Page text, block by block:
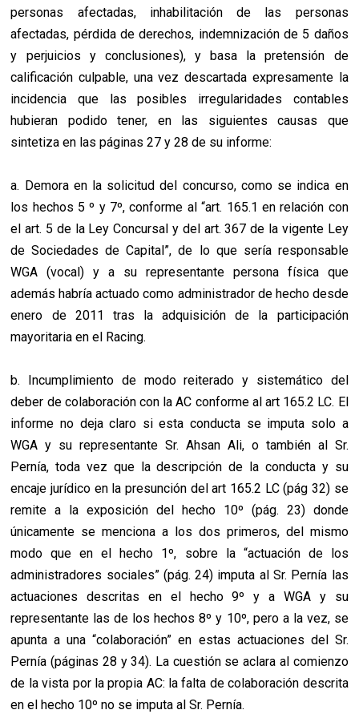
personas afectadas, inhabilitación de las personas
afectadas, pérdida de derechos, indemnización de 5 daños
y perjuicios y conclusiones), y basa la pretensión de
calificación culpable, una vez descartada expresamente la
incidencia que las posibles irregularidades contables
hubieran podido tener, en las siguientes causas que
sintetiza en las páginas 27 y 28 de su informe:
a. Demora en la solicitud del concurso, como se indica en
los hechos 5 º y 7º, conforme al “art. 165.1 en relación con
el art. 5 de la Ley Concursal y del art. 367 de la vigente Ley
de Sociedades de Capital”, de lo que sería responsable
WGA (vocal) y a su representante persona física que
además habría actuado como administrador de hecho desde
enero de 2011 tras la adquisición de la participación
mayoritaria en el Racing.
b. Incumplimiento de modo reiterado y sistemático del
deber de colaboración con la AC conforme al art 165.2 LC. El
informe no deja claro si esta conducta se imputa solo a
WGA y su representante Sr. Ahsan Ali, o también al Sr.
Pernía, toda vez que la descripción de la conducta y su
encaje jurídico en la presunción del art 165.2 LC (pág 32) se
remite a la exposición del hecho 10º (pág. 23) donde
únicamente se menciona a los dos primeros, del mismo
modo que en el hecho 1º, sobre la “actuación de los
administradores sociales” (pág. 24) imputa al Sr. Pernía las
actuaciones descritas en el hecho 9º y a WGA y su
representante las de los hechos 8º y 10º, pero a la vez, se
apunta a una “colaboración” en estas actuaciones del Sr.
Pernía (páginas 28 y 34). La cuestión se aclara al comienzo
de la vista por la propia AC: la falta de colaboración descrita
en el hecho 10º no se imputa al Sr. Pernía.